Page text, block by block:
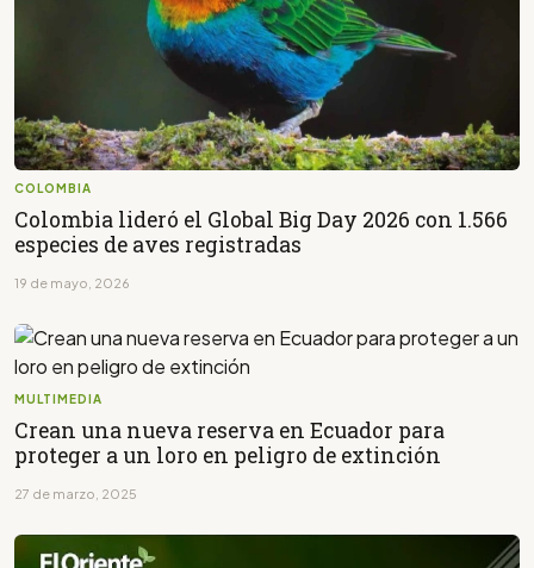
COLOMBIA
Colombia lideró el Global Big Day 2026 con 1.566
especies de aves registradas
19 de mayo, 2026
MULTIMEDIA
Crean una nueva reserva en Ecuador para
proteger a un loro en peligro de extinción
27 de marzo, 2025